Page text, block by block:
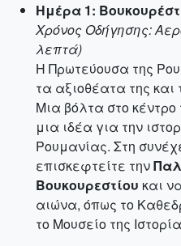
Ημέρα 1:
Χρόνος Οδήγησης:
λεπτά)
Η Πρωτεύουσα της
τα αξιοθέατα της και
Μια βόλτα στο
μια ιδέα για την
Ρουμανίας. Στη
επισκεφτείτε την
Βουκουρεστίου και
αιώνα, όπως το
το Μουσείο της